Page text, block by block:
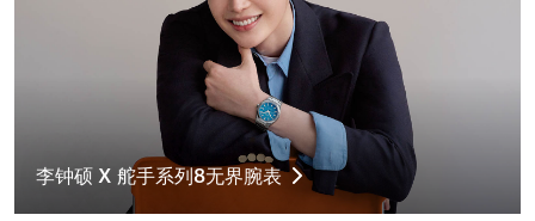
李钟硕 X 舵手系列8无界腕表